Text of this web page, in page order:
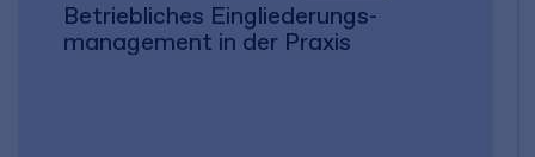
Betriebliches Eingliederungs­
management in der Praxis